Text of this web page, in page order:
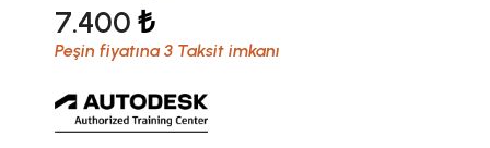
7.400 ₺
Peşin fiyatına 3 Taksit imkanı